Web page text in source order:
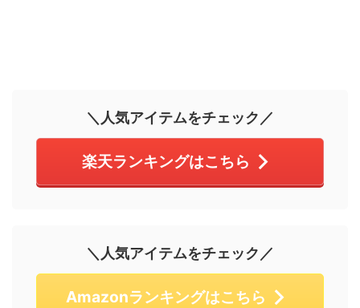
＼人気アイテムをチェック／
楽天ランキングはこちら
＼人気アイテムをチェック／
Amazonランキングはこちら